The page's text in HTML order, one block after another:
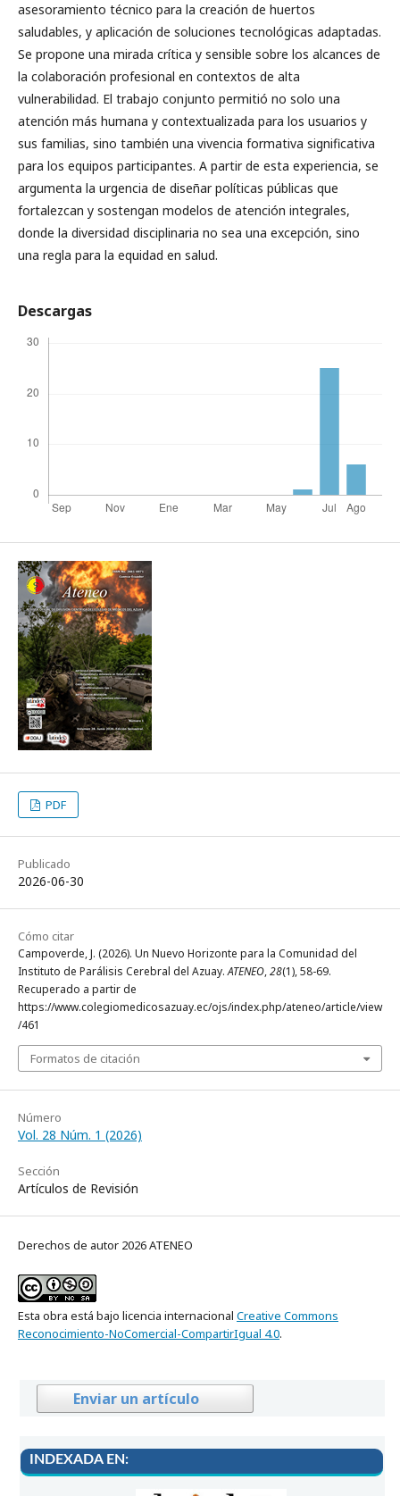
asesoramiento técnico para la creación de huertos
saludables, y aplicación de soluciones tecnológicas adaptadas.
Se propone una mirada crítica y sensible sobre los alcances de
la colaboración profesional en contextos de alta
vulnerabilidad. El trabajo conjunto permitió no solo una
atención más humana y contextualizada para los usuarios y
sus familias, sino también una vivencia formativa significativa
para los equipos participantes. A partir de esta experiencia, se
argumenta la urgencia de diseñar políticas públicas que
fortalezcan y sostengan modelos de atención integrales,
donde la diversidad disciplinaria no sea una excepción, sino
una regla para la equidad en salud.
Descargas
PDF
Publicado
2026-06-30
Cómo citar
Campoverde, J. (2026). Un Nuevo Horizonte para la Comunidad del
Instituto de Parálisis Cerebral del Azuay.ATENEO,28(1), 58-69.
Recuperado a partir de
https://www.colegiomedicosazuay.ec/ojs/index.php/ateneo/article/view
/461
Formatos de citación
Número
Vol. 28 Núm. 1 (2026)
Sección
Artículos de Revisión
Derechos de autor 2026 ATENEO
Esta obra está bajo licencia internacional Creative Commons
Reconocimiento-NoComercial-CompartirIgual 4.0.
Enviar un artículo
INDEXADA EN: